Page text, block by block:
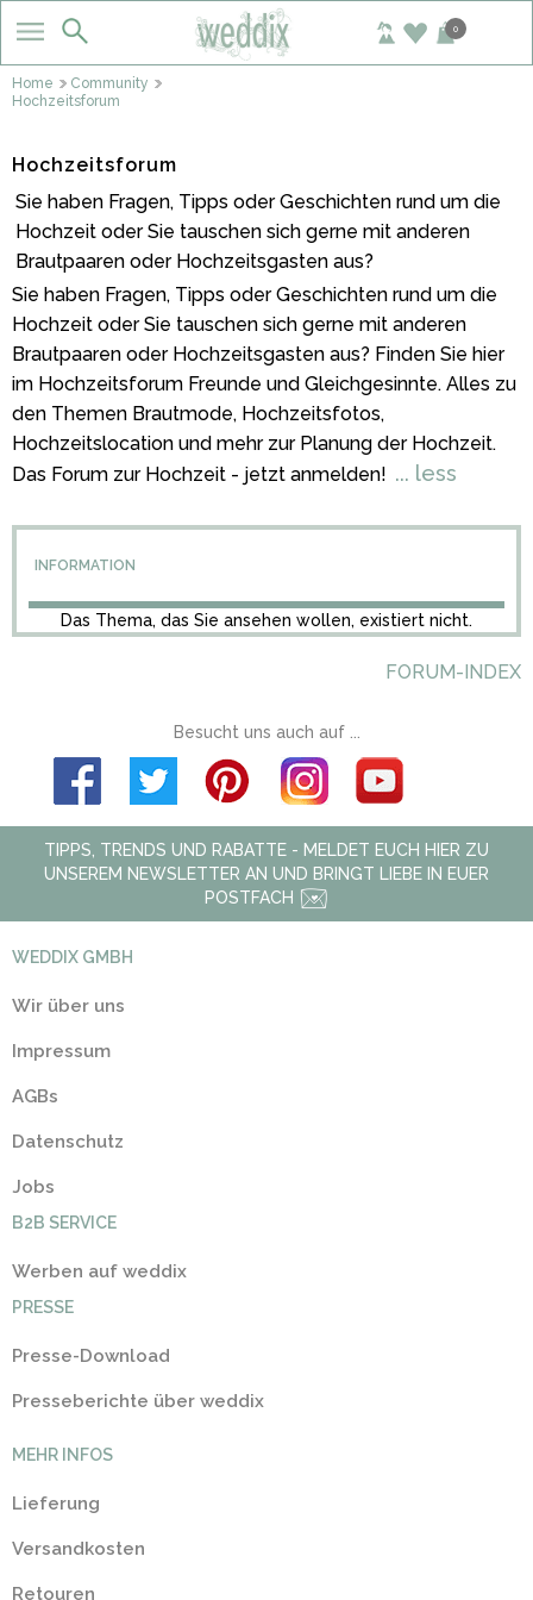
0
Home
Community
Hochzeitsforum
Hochzeitsforum
Sie haben Fragen, Tipps oder Geschichten rund um die
Hochzeit oder Sie tauschen sich gerne mit anderen
Brautpaaren oder Hochzeitsgasten aus?
Sie haben Fragen, Tipps oder Geschichten rund um die
Hochzeit oder Sie tauschen sich gerne mit anderen
Brautpaaren oder Hochzeitsgasten aus? Finden Sie hier
im Hochzeitsforum Freunde und Gleichgesinnte. Alles zu
den Themen Brautmode, Hochzeitsfotos,
Hochzeitslocation und mehr zur Planung der Hochzeit.
Das Forum zur Hochzeit - jetzt anmelden! ... less
INFORMATION
Das Thema, das Sie ansehen wollen, existiert nicht.
FORUM-INDEX
Besucht uns auch auf ...
TIPPS, TRENDS UND RABATTE - MELDET EUCH HIER ZU
UNSEREM NEWSLETTER AN UND BRINGT LIEBE IN EUER
POSTFACH
WEDDIX GMBH
Wir über uns
Impressum
AGBs
Datenschutz
Jobs
B2B SERVICE
Werben auf weddix
PRESSE
Presse-Download
Presseberichte über weddix
MEHR INFOS
Lieferung
Versandkosten
Retouren